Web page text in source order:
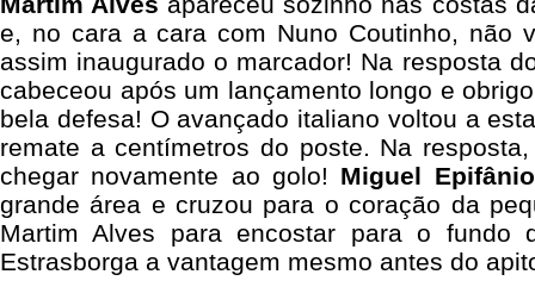
e, no cara a cara com Nuno Coutinho, não
assim inaugurado o marcador! Na resposta
cabeceou após um lançamento longo e
bela defesa! O avançado italiano voltou a
remate a centímetros do poste. Na
chegar novamente ao golo! Miguel Epifânio
grande área e cruzou para o coração da
Martim Alves para encostar para o fundo
Estrasborga a vantagem mesmo antes do